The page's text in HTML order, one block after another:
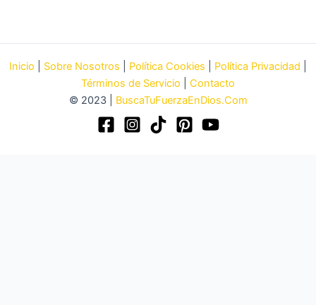
Inicio Sobre Nosotros Política Cookies Política Privacidad
Términos de Servicio
Contacto
© 2023 | BuscaTuFuerzaEnDios.Com